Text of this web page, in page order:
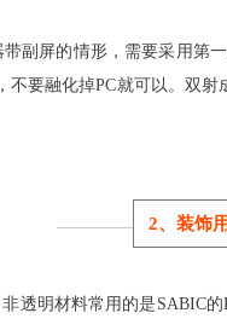
副屏的情形，需要采用第
要融化掉PC就可以。双
2、装饰
透明材料常用的是SABIC